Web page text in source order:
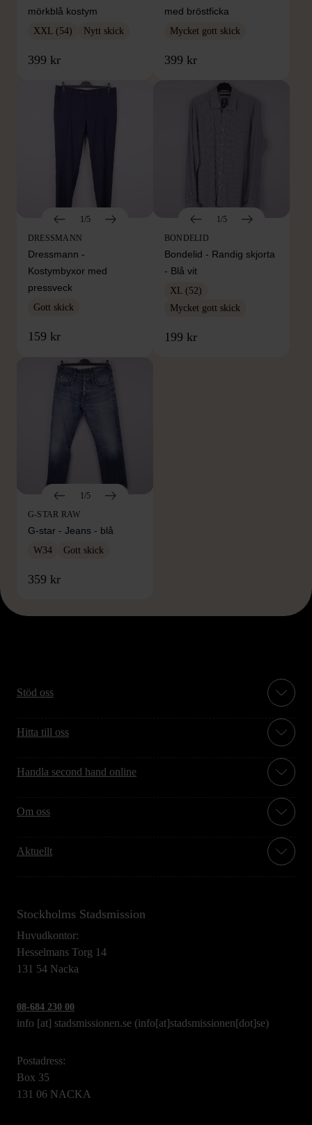
mörkblå kostym
XXL (54) Nytt skick
399 kr
med bröstficka
Mycket gott skick
399 kr
1/5
DRESSMANN
Dressmann -
Kostymbyxor med
pressveck
Gott skick
159 kr
1/5
BONDELID
Bondelid - Randig skjorta
- Blå vit
XL (52)
Mycket gott skick
199 kr
1/5
G-STAR RAW
G-star - Jeans - blå
W34 Gott skick
359 kr
Stöd oss
Hitta till oss
Handla second hand online
Om oss
Aktuellt
Stockholms Stadsmission
Huvudkontor:
Hesselmans Torg 14
131 54 Nacka
08-684 230 00
info [at] stadsmissionen.se (info[at]stadsmissionen[dot]se)
Postadress:
Box 35
131 06 NACKA